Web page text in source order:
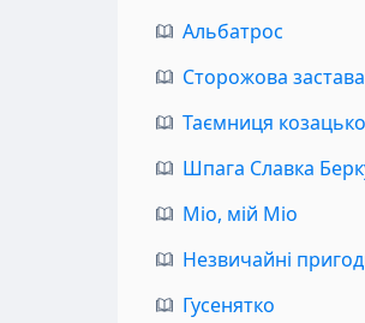
Альбатрос
Сторожова застава
Таємниця
Шпага Славка
Міо, мій Міо
Незвичайні
Гусенятко